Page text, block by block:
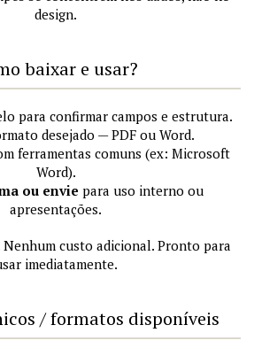
design.
baixar e usar?
para confirmar campos e estrutura.
desejado — PDF ou Word.
ferramentas comuns (ex: Microsoft
Word).
ou envie para uso interno ou
apresentações.
custo adicional. Pronto para
imediatamente.
/ formatos disponíveis